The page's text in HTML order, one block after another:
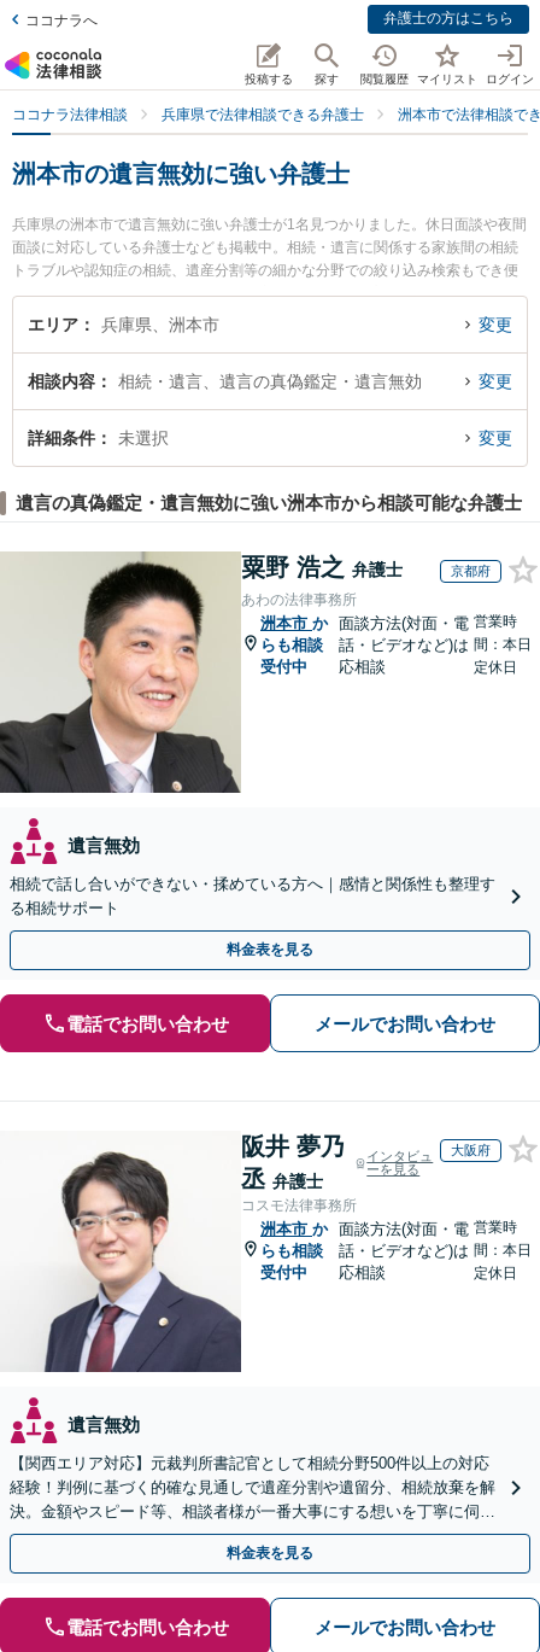
ココナラへ 弁護士の方はこちら
投稿する 探す 閲覧履歴 マイリスト ログイン
ココナラ法律相談 兵庫県で法律相談できる弁護士 洲本市で法律相談で
洲本市の遺言無効に強い弁護士
兵庫県の洲本市で遺言無効に強い弁護士が1名見つかりました。休日面談や夜間
面談に対応している弁護士なども掲載中。相続・遺言に関係する家族間の相続
トラブルや認知症の相続、遺産分割等の細かな分野での絞り込み検索もでき便
利です。特に洲本さかえ法律事務所の永澤 徹弁護士のプロフィール情報や弁護
士費用、強みなどが注目されています。『洲本市で土日や夜間に発生した遺言
できる洲本市内の弁護士に相談予約したい』などでお困りの相談者さんにおす
すめです。
エリア 兵庫県、洲本市 変更
相談内容 相続・遺言、遺言の真偽鑑定・遺言無効 変更
詳細条件 未選択 変更
遺言の真偽鑑定・遺言無効に強い洲本市から相談可能な弁護士
粟野 浩之 弁護士 京都府
あわの法律事務所
洲本市 か
らも相談
受付中
面談方法(対面・電
話・ビデオなど)は
応相談
営業時
間：本日
定休日
遺言無効
相続で話し合いができない・揉めている方へ｜感情と関係性も整理す
る相続サポート
料金表を見る
電話でお問い合わせ メールでお問い合わせ
阪井 夢乃
丞 弁護士
インタビュ
ーを見る
大阪府
コスモ法律事務所
洲本市 か
らも相談
受付中
面談方法(対面・電
話・ビデオなど)は
応相談
営業時
間：本日
定休日
遺言無効
【関西エリア対応】元裁判所書記官として相続分野500件以上の対応
経験！判例に基づく的確な見通しで遺産分割や遺留分、相続放棄を解
決。金額やスピード等、相談者様が一番大事にする想いを丁寧に伺い
最善の解決策を提案【WEB面談可】
料金表を見る
電話でお問い合わせ メールでお問い合わせ